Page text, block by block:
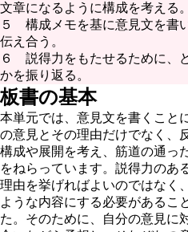
文章になるように構成を考える。
５ 構成メモを基に意見文を書
伝え合う。
６ 説得力をもたせるために、
かを振り返る。
板書の基本
本単元では、意見文を書くこと
の意見とその理由だけでなく、
構成や展開を考え、筋道の通っ
をねらっています。説得力のあ
理由を挙げればよいのではなく
ような内容にする必要があるこ
た。そのために、自分の意見に